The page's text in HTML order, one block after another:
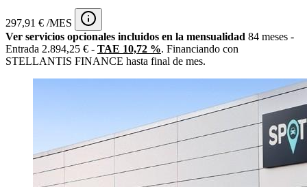
297,91 € /MES
Ver servicios opcionales incluidos en la mensualidad 84 meses -
Entrada 2.894,25 € - TAE 10,72 %. Financiando con
STELLANTIS FINANCE hasta final de mes.